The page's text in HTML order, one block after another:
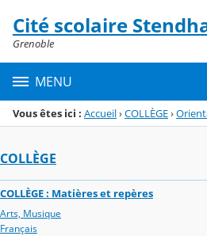
Menu de la rubrique
Contenu
Cité scolaire
Grenoble
MENU
Vous êtes ici : Accueil›COLLÈGE›
COLLÈGE
COLLÈGE : Matières et repères
Arts, Musique
Français